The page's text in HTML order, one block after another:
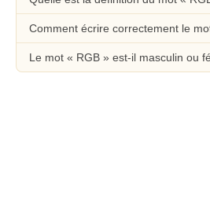
Comment écrire correctement le
Le mot « RGB » est-il masculin ou